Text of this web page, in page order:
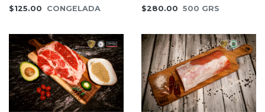
$125.00 CONGELADA $280.00 500 GRS